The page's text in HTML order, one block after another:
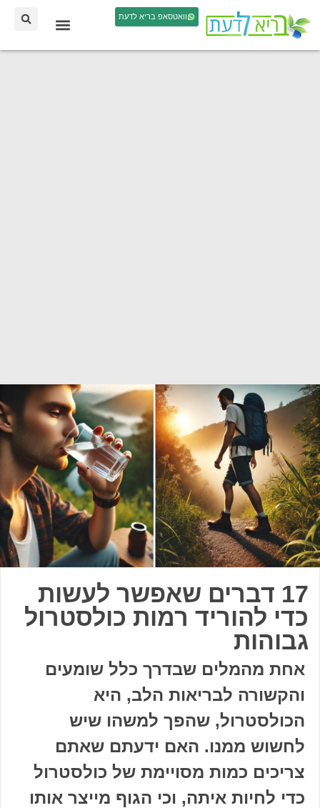
וואטסאפ בריא לדעת
17 דברים שאפשר לעשות
כדי להוריד רמות כולסטרול
גבוהות
אחת מהמלים שבדרך כלל שומעים
והקשורה לבריאות הלב, היא
הכולסטרול, שהפך למשהו שיש
לחשוש ממנו. האם ידעתם שאתם
צריכים כמות מסויימת של כולסטרול
כדי לחיות איתה, וכי הגוף מייצר אותו